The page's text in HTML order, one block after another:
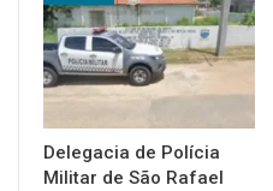
Delegacia de Polícia
Militar de São Rafael